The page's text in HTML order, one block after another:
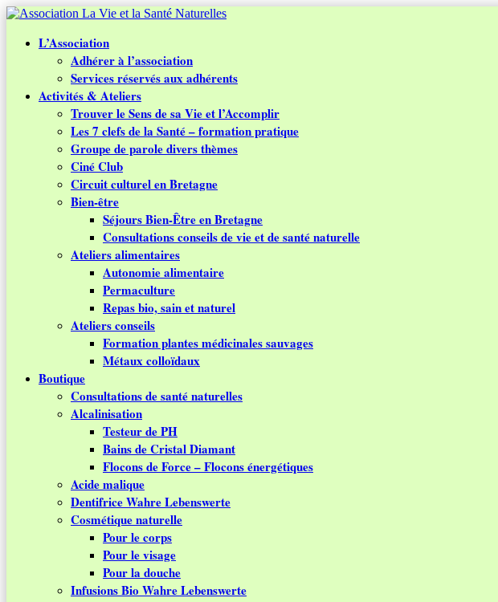
L’Association
Adhérer à l’association
Services réservés aux adhérents
Activités & Ateliers
Trouver le Sens de sa Vie et l’Accomplir
Les 7 clefs de la Santé – formation pratique
Groupe de parole divers thèmes
Ciné Club
Circuit culturel en Bretagne
Bien-être
Séjours Bien-Être en Bretagne
Consultations conseils de vie et de santé naturelle
Ateliers alimentaires
Autonomie alimentaire
Permaculture
Repas bio, sain et naturel
Ateliers conseils
Formation plantes médicinales sauvages
Métaux colloïdaux
Boutique
Consultations de santé naturelles
Alcalinisation
Testeur de PH
Bains de Cristal Diamant
Flocons de Force – Flocons énergétiques
Acide malique
Dentifrice Wahre Lebenswerte
Cosmétique naturelle
Pour le corps
Pour le visage
Pour la douche
Infusions Bio Wahre Lebenswerte